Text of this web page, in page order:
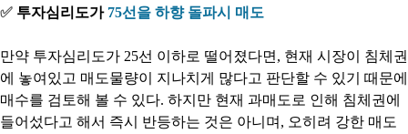
✅ 투자심리도가 75선을 하향 돌파시 매도
만약 투자심리도가 25선 이하로 떨어졌다면, 현재 시장이 침체권
에 놓여있고 매도물량이 지나치게 많다고 판단할 수 있기 때문에
매수를 검토해 볼 수 있다. 하지만 현재 과매도로 인해 침체권에
들어섰다고 해서 즉시 반등하는 것은 아니며, 오히려 강한 매도